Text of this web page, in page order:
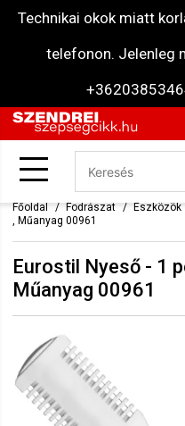
Technikai okok miatt
telefonon. Jelenleg
Főoldal Fodrászat Eszközök
, Műanyag 00961
Eurostil Nyeső - 1
Műanyag 00961